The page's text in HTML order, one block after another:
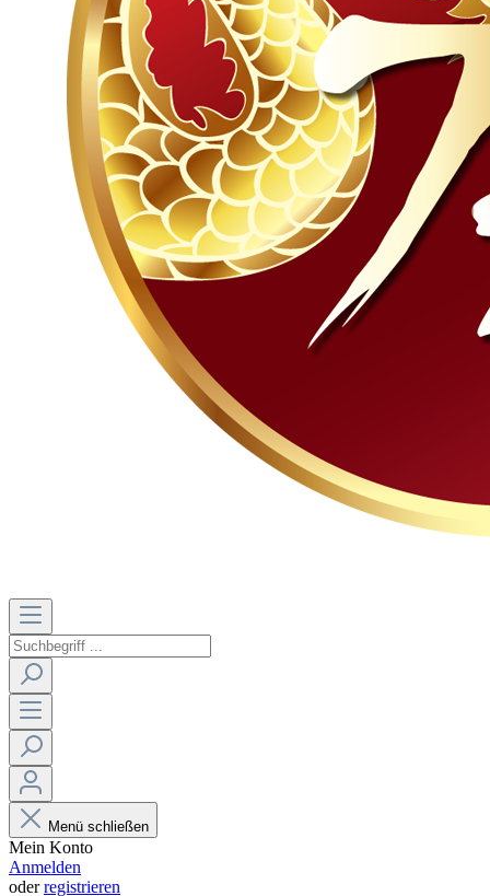
Menü schließen
Mein Konto
Anmelden
oderregistrieren